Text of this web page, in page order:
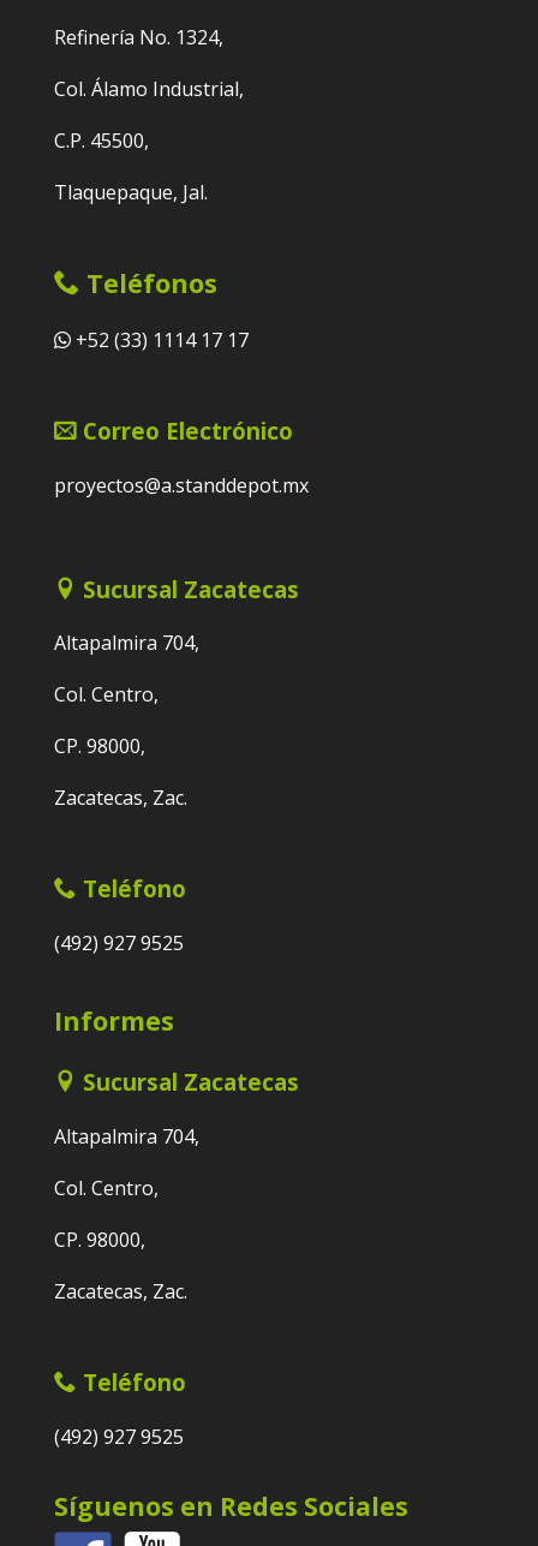
Refinería No. 1324,
Col. Álamo Industrial,
C.P. 45500,
Tlaquepaque, Jal.
Teléfonos
+52 (33) 1114 17 17
Correo Electrónico
proyectos@a.standdepot.mx
Sucursal Zacatecas
Altapalmira 704,
Col. Centro,
CP. 98000,
Zacatecas, Zac.
Teléfono
(492) 927 9525
Informes
Sucursal Zacatecas
Altapalmira 704,
Col. Centro,
CP. 98000,
Zacatecas, Zac.
Teléfono
(492) 927 9525
Síguenos en Redes Sociales